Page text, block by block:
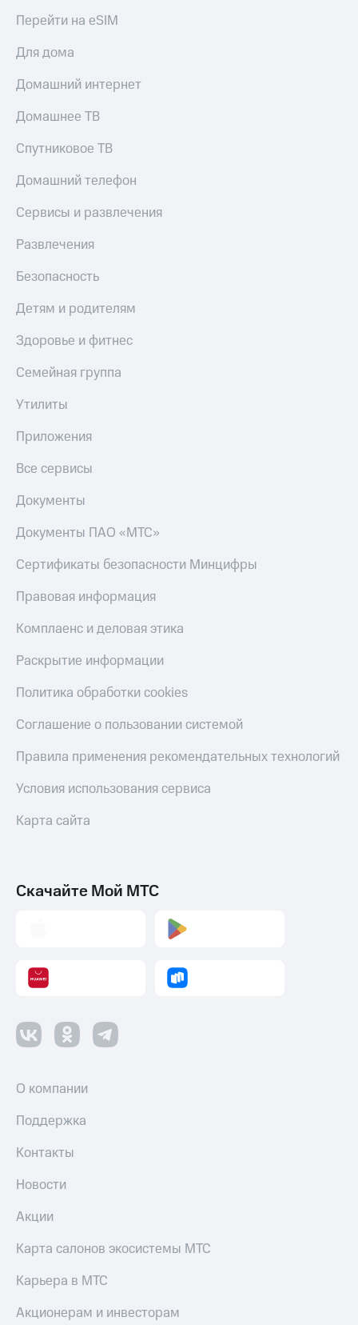
Перейти на eSIM
Для дома
Домашний интернет
Домашнее ТВ
Спутниковое ТВ
Домашний телефон
Сервисы и развлечения
Развлечения
Безопасность
Детям и родителям
Здоровье и фитнес
Семейная группа
Утилиты
Приложения
Все сервисы
Документы
Документы ПАО «МТС»
Сертификаты безопасности Минцифры
Правовая информация
Комплаенс и деловая этика
Раскрытие информации
Политика обработки cookies
Соглашение о пользовании системой
Правила применения рекомендательных технологий
Условия использования сервиса
Карта сайта
Скачайте Мой МТС
О компании
Поддержка
Контакты
Новости
Акции
Карта салонов экосистемы МТС
Карьера в МТС
Акционерам и инвесторам